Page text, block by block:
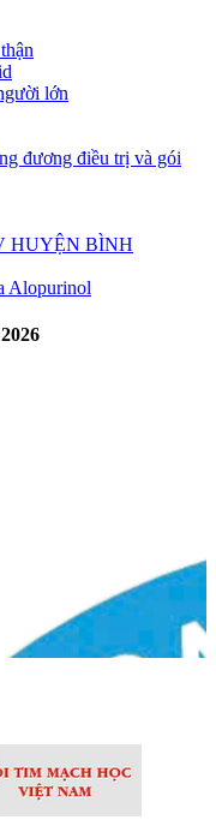
lớn
đương điều trị và gói
HUYỆN BÌNH
Alopurinol